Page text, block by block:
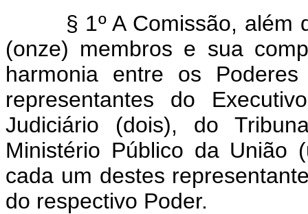
§ 1º A Comissão, além
(onze) membros e sua
harmonia entre os
representantes do
Judiciário (dois), do
Ministério Público da União
cada um destes
do respectivo Poder.